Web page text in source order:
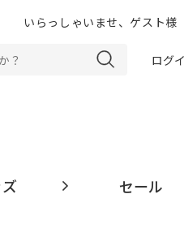
いらっしゃいませ、ゲスト
ログ
セール